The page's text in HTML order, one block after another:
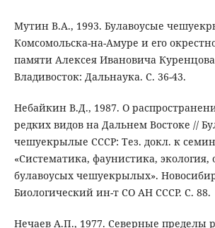
Мутин В.А., 1993. Булавоусые
Комсомольска-на-Амуре и его
памяти Алексея Ивановича
Владивосток: Дальнаука. С. 36-43.
Небайкин В.Д., 1987. О
редких видов на Дальнем Востоке //
чешуекрылые СССР: Тез. докл. к
«Систематика, фаунистика, экология,
булавоусых чешуекрылых».
Биологический ин-т СО АН СССР. С. 88.
Нечаев А.П., 1977. Северные пределы